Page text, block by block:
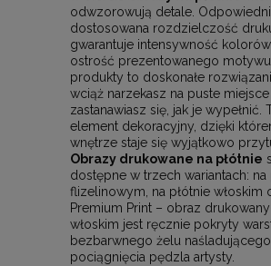
odwzorowują detale.
dostosowana rozdzielczość
gwarantuje intensywność
ostrość prezentowanego
produkty to doskonałe
wciąż narzekasz na puste miejsce
zastanawiasz się, jak je wypełnić.
element dekoracyjny, dzięki
wnętrze staje się wyjątkowo
Obrazy drukowane na płótnie
dostępne w trzech wariantach: na
flizelinowym, na płótnie włoskim
Premium Print – obraz
włoskim jest ręcznie pokryty
bezbarwnego żelu naśladującego
pociągnięcia pędzla artysty.